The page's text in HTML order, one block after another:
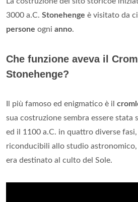
3000 a.C. Stonehenge è visitato da
persone ogni anno.
Che funzione aveva il
Stonehenge?
Il più famoso ed enigmatico è il
sua costruzione sembra essere stata
ed il 1100 a.C. in quattro diverse
riconducibili allo studio
era destinato al culto del Sole.